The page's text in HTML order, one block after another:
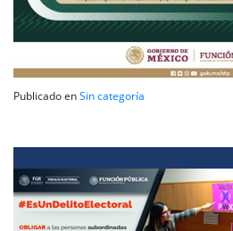
Publicado enSin categoría